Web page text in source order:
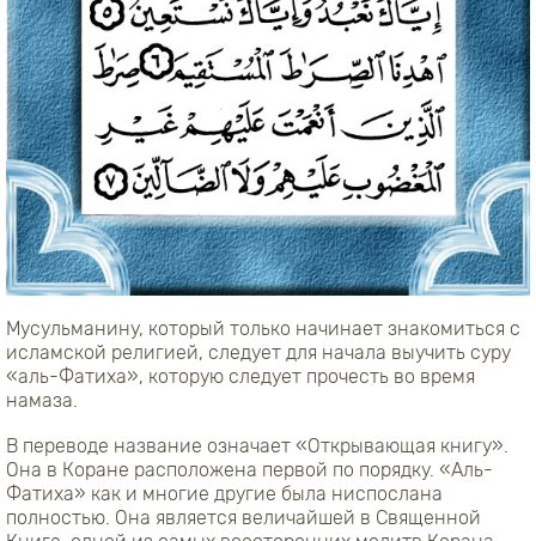
Мусульманину, который только начинает знакомиться с
исламской религией, следует для начала выучить суру
«аль-Фатиха», которую следует прочесть во время
намаза.
В переводе название означает «Открывающая книгу».
Она в Коране расположена первой по порядку. «Аль-
Фатиха» как и многие другие была ниспослана
полностью. Она является величайшей в Священной